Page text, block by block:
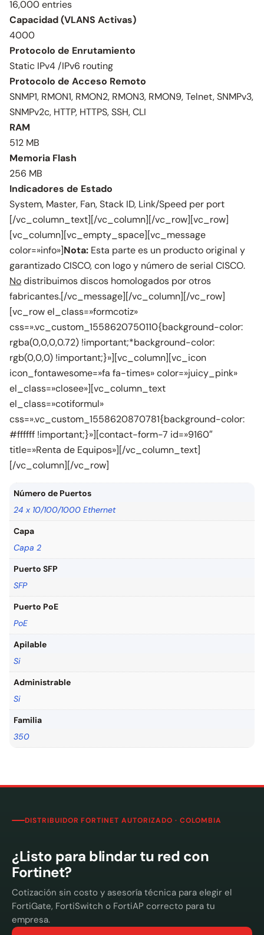
16,000 entries
Capacidad (VLANS Activas)
4000
Protocolo de Enrutamiento
Static IPv4 /IPv6 routing
Protocolo de Acceso Remoto
SNMP1, RMON1, RMON2, RMON3, RMON9, Telnet, SNMPv3,
SNMPv2c, HTTP, HTTPS, SSH, CLI
RAM
512 MB
Memoria Flash
256 MB
Indicadores de Estado
System, Master, Fan, Stack ID, Link/Speed per port
[/vc_column_text][/vc_column][/vc_row][vc_row]
[vc_column][vc_empty_space][vc_message
color=»info»]Nota: Esta parte es un producto original y
garantizado CISCO, con logo y número de serial CISCO.
Nodistribuimos discos homologados por otros
fabricantes.[/vc_message][/vc_column][/vc_row]
[vc_row el_class=»formcotiz»
css=».vc_custom_1558620750110{background-color:
rgba(0,0,0,0.72) !important;*background-color:
rgb(0,0,0) !important;}»][vc_column][vc_icon
icon_fontawesome=»fa fa-times» color=»juicy_pink»
el_class=»closee»][vc_column_text
el_class=»cotiformul»
css=».vc_custom_1558620870781{background-color:
#ffffff !important;}»][contact-form-7 id=»9160″
title=»Renta de Equipos»][/vc_column_text]
[/vc_column][/vc_row]
Número de Puertos
24 x 10/100/1000 Ethernet
Capa
Capa 2
Puerto SFP
SFP
Puerto PoE
PoE
Apilable
Si
Administrable
Si
Familia
350
DISTRIBUIDOR FORTINET AUTORIZADO · COLOMBIA
¿Listo para blindar tu red con
Fortinet?
Cotización sin costo y asesoría técnica para elegir el
FortiGate, FortiSwitch o FortiAP correcto para tu
empresa.